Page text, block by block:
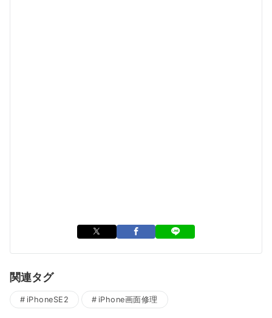
関連タグ
iPhoneSE2 iPhone画面修理